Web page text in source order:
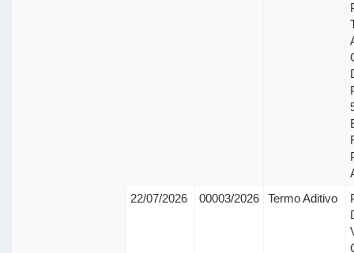
22/07/2026
00003/2026 Termo Aditivo